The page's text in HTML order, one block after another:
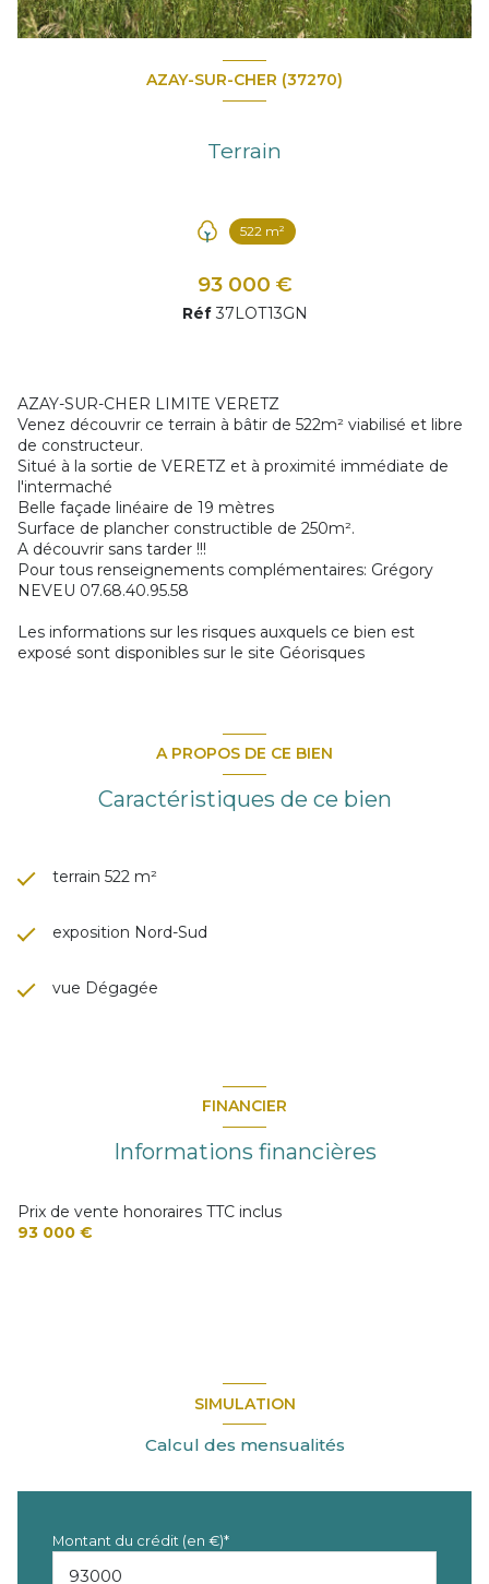
AZAY-SUR-CHER (37270)
Terrain
522 m²
93 000 €
Réf37LOT13GN
AZAY-SUR-CHER LIMITE VERETZ
Venez découvrir ce terrain à bâtir de 522m² viabilisé et libre
de constructeur.
Situé à la sortie de VERETZ et à proximité immédiate de
l'intermaché
Belle façade linéaire de 19 mètres
Surface de plancher constructible de 250m².
A découvrir sans tarder !!!
Pour tous renseignements complémentaires: Grégory
NEVEU 07.68.40.95.58
Les informations sur les risques auxquels ce bien est
exposé sont disponibles sur le site Géorisques
A PROPOS DE CE BIEN
Caractéristiques de ce bien
terrain 522 m²
exposition Nord-Sud
vue Dégagée
FINANCIER
Informations financières
Prix de vente honoraires TTC inclus
93 000 €
SIMULATION
Calcul des mensualités
Montant du crédit (en €)*